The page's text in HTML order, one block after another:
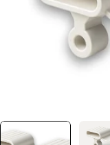
0 zichtbaar in de